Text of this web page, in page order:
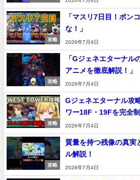
攻略
「マスリ7日目！ポン
な！」
2026年7月4日
攻略
「Gジェネエターナル
アニメを徹底解説！」
2026年7月4日
攻略
Gジェネエターナル攻
ワー18F・19Fを完全制
2026年7月4日
攻略
質量を持つ残像の真実
ル解説！
2026年7月4日